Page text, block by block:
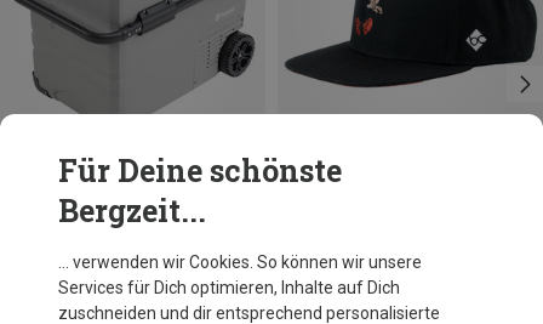
Du sparst 14%
Bavarian Caps
Gargamel Cap
41,81 €
Für Deine schönste
Bergzeit...
… verwenden wir Cookies. So können wir unsere
Services für Dich optimieren, Inhalte auf Dich
zuschneiden und dir entsprechend personalisierte